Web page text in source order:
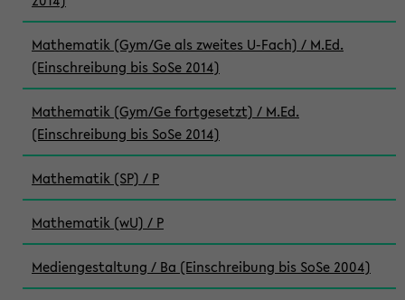
Mathematik (Gym/Ge als zweites U-Fach) / M.Ed.
(Einschreibung bis SoSe 2014)
Mathematik (Gym/Ge fortgesetzt) / M.Ed.
(Einschreibung bis SoSe 2014)
Mathematik (SP) / P
Mathematik (wU) / P
Mediengestaltung / Ba (Einschreibung bis SoSe 2004)